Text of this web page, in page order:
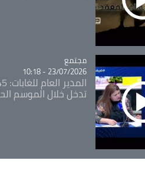
Catégorie
مجتمع
23/07/2026 - 10:18
تدخل خلال الموسم